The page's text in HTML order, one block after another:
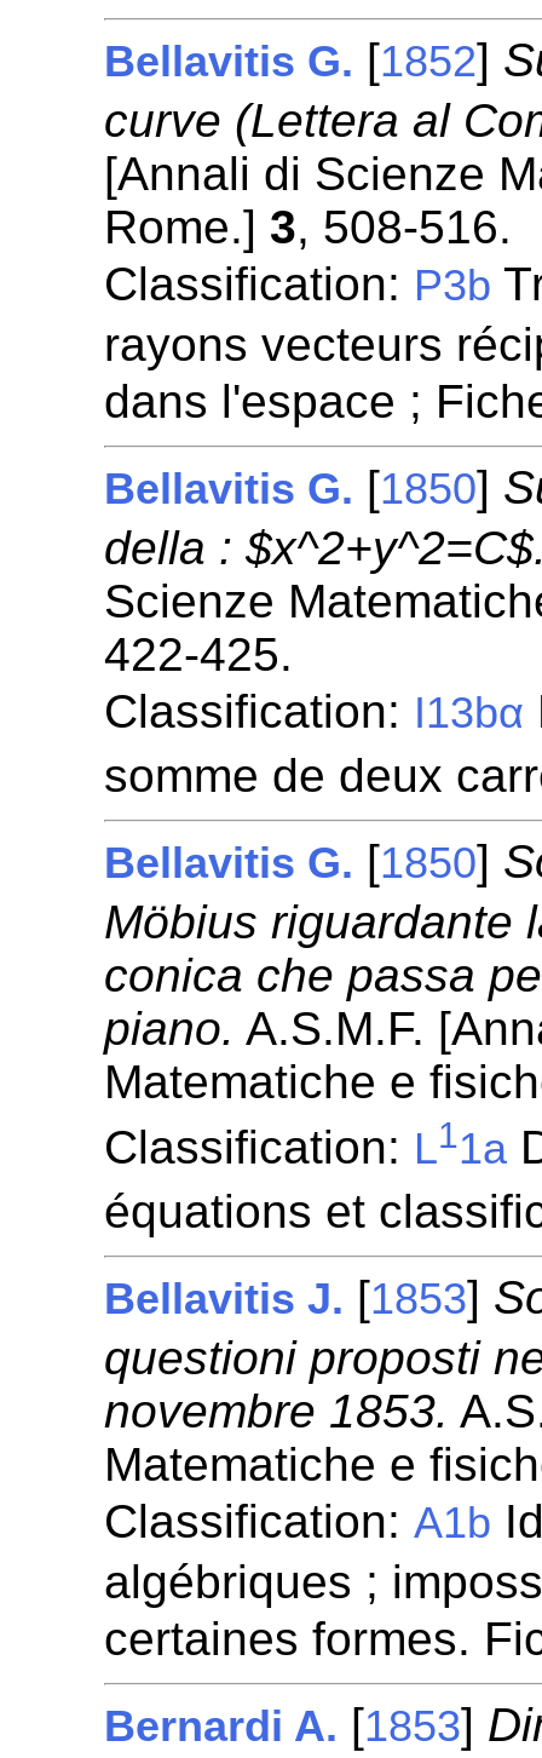
Bellavitis G. [1852]
curve (Lettera al
[Annali di Scienze
Rome.] 3, 508-516.
Classification: P3b
rayons vecteurs
dans l'espace ;
Bellavitis G. [1850]
della :
Scienze
422-425.
Classification: I13bα
somme de deux
Bellavitis G. [1850]
Möbius riguardante
conica che passa
piano. A.S.M.F.
Matematiche e
Classification: L11a
équations et
Bellavitis J. [1853]
questioni proposti
novembre 1853.
Matematiche e
Classification:A1b
algébriques ;
certaines formes.
Bernardi A. [1853]